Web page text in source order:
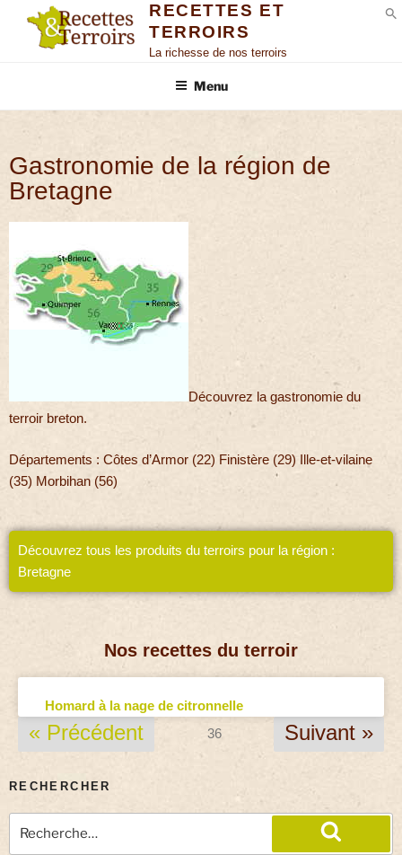
RECETTES ET
TERROIRS
La richesse de nos terroirs
Menu
Gastronomie de la région de
Bretagne
Découvrez la gastronomie du
terroir breton.
Départements : Côtes d’Armor (22) Finistère (29) Ille-et-vilaine
(35) Morbihan (56)
Découvrez tous les produits du terroirs pour la région :
Bretagne
Nos recettes du terroir
Homard à la nage de citronnelle
« Précédent 36 Suivant »
RECHERCHER